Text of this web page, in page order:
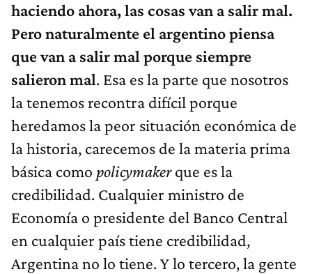
haciendo ahora, las cosas van a salir mal.
Pero naturalmente el argentino piensa
que van a salir mal porque siempre
salieron mal. Esa es la parte que nosotros
la tenemos recontra difícil porque
heredamos la peor situación económica de
la historia, carecemos de la materia prima
básica como policymakerque es la
credibilidad. Cualquier ministro de
Economía o presidente del Banco Central
en cualquier país tiene credibilidad,
Argentina no lo tiene. Y lo tercero, la gente